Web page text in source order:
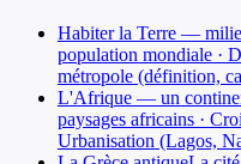
Habiter la Terre —
population mondiale ·
métropole (définition,
L'Afrique — un
paysages africains ·
Urbanisation (Lagos,